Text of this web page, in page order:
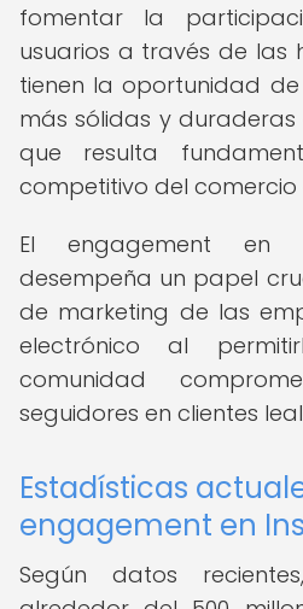
fomentar la
usuarios a través de las
tienen la oportunidad
más sólidas y duraderas
que resulta
competitivo del comercio
El engagement en
desempeña un papel
de marketing de las
electrónico al
comunidad
seguidores en clientes
Estadísticas
engagement en
Según datos